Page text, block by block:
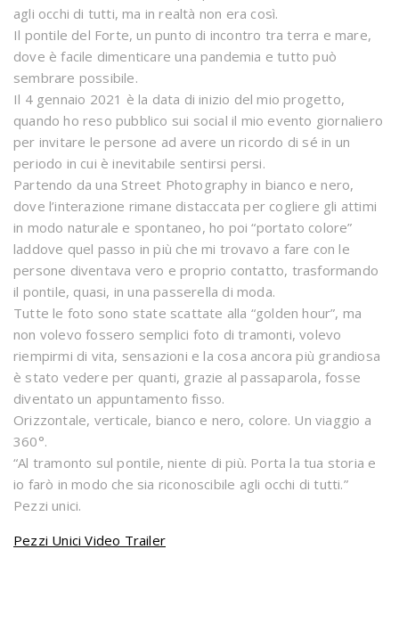
agli occhi di tutti, ma in realtà non era così.
Il pontile del Forte, un punto di incontro tra terra e mare,
dove è facile dimenticare una pandemia e tutto può
sembrare possibile.
Il 4 gennaio 2021 è la data di inizio del mio progetto,
quando ho reso pubblico sui social il mio evento giornaliero
per invitare le persone ad avere un ricordo di sé in un
periodo in cui è inevitabile sentirsi persi.
Partendo da una Street Photography in bianco e nero,
dove l’interazione rimane distaccata per cogliere gli attimi
in modo naturale e spontaneo, ho poi “portato colore”
laddove quel passo in più che mi trovavo a fare con le
persone diventava vero e proprio contatto, trasformando
il pontile, quasi, in una passerella di moda.
Tutte le foto sono state scattate alla “golden hour”, ma
non volevo fossero semplici foto di tramonti, volevo
riempirmi di vita, sensazioni e la cosa ancora più grandiosa
è stato vedere per quanti, grazie al passaparola, fosse
diventato un appuntamento fisso.
Orizzontale, verticale, bianco e nero, colore. Un viaggio a
360°.
“Al tramonto sul pontile, niente di più. Porta la tua storia e
io farò in modo che sia riconoscibile agli occhi di tutti.”
Pezzi unici.
Pezzi Unici Video Trailer